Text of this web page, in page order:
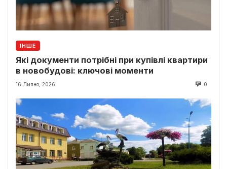
ІНШЕ
Які документи потрібні при купівлі квартири
в новобудові: ключові моменти
16 Липня, 2026 0